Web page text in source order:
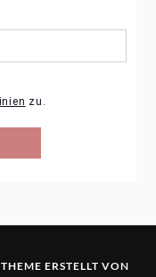
THEME ERSTELLT VON